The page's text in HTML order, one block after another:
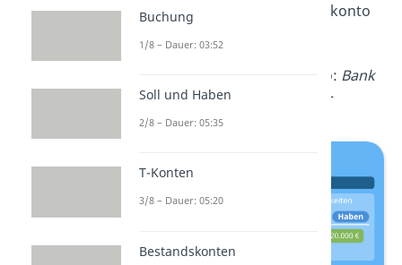
Verbindlichkeiten:
Passivkonto
→ Zugang →
lautet also: Bank
an Verbindlichkeiten 20.000 €
Buchung
1/8 – Dauer: 03:52
Soll und Haben
2/8 – Dauer: 05:35
T-Konten
3/8 – Dauer: 05:20
Bestandskonten